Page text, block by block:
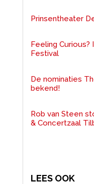
Prinsentheater
Feeling
Festival
De nominaties
bekend!
Rob van Steen
& Concertzaal
LEES OOK